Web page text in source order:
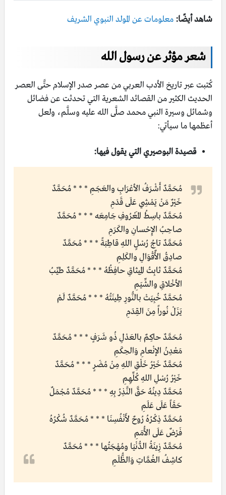
شاهد أيضًا: معلومات عن المولد النبوي الشريف
شعر مؤثر عن رسول الله
كُتبت عبر تاريخ الأدب العربي من عصر صدر الإسلام حتَّى العصر
الحديث الكثير من القصائد الشعرية التي تحدثت عن فضائل
وشمائل وسيرة النبي محمد صلَّى الله عليه وسلَّم، ولعل
أعظمها ما سيأتي:
قصيدة البوصيري التي يقول فيها:
مُحَمَّدٌ أَشْرَفُ الأعْرَابِ والعَجَمِ * * * مُحَمَّدٌ
خَيْرٌ مَنْ يَمْشِي عَلَى قَدَمِ
مُحَمَّدٌ باسِطُ المَعْرُوفِ جَامِعَه * * * مُحَمَّدٌ
صاحِبُ الإِحْسانِ والكَرَمِ
مُحَمَّدٌ تاجُ رُسْلٍ اللهِ قاطِبَةً * * * مُحَمَّدٌ
صادِقُ الأٌقْوَالِ والكَلِمِ
مُحَمَّدٌ ثابِتُ المِيثاقِ حافِظُهُ * * * مُحَمَّدٌ طيِّبُ
الأخْلاقِ والشِّيَمِ
مُحَمَّدٌ خُبِيَتْ بالنُّورِ طِينَتُهُ * * * مُحَمَّدٌ لَمْ
يَزَلْ نُوراً مِنَ القِدَمِ
مُحَمَّدٌ حاكِمٌ بالعَدْلِ ذُو شَرَفٍ * * * مُحَمَّدٌ
مَعْدِنُ الإنْعامِ وَالحِكَمِ
مُحَمَّدٌ خَيْرُ خَلْقِ اللهِ مِنْ مُضَرٍ * * * مُحَمَّدٌ
خَيْرُ رُسْلِ اللهِ كُلِّهِمِ
مُحَمَّدٌ دِينُهُ حَقَّ النَّذِرُ بِهِ * * * مُحَمَّدٌ مُجْمَلٌ
حَقَاً عَلَى عَلَمِ
مُحَمَّدٌ ذِكْرُهُ رُوحٌ لأَنْفُسِنَا * * * مُحَمَّدٌ شُكْرُهُ
فَرْضٌ عَلَى الأُمَمِ
مُحَمَّدٌ زِينَةُ الدُّنْيَا ومُهْجَتُها * * * مُحَمَّدٌ
كاشِفُ الغُمَّاتِ وَالظُّلَمِ